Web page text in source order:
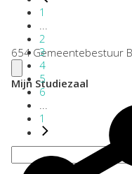
1
2
3
4
5
6
1
654 Gemeentebestuur
Mijn Studiezaal